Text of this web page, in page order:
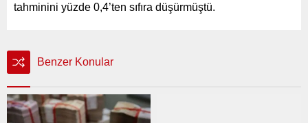
tahminini yüzde 0,4’ten sıfıra düşürmüştü.
Benzer Konular